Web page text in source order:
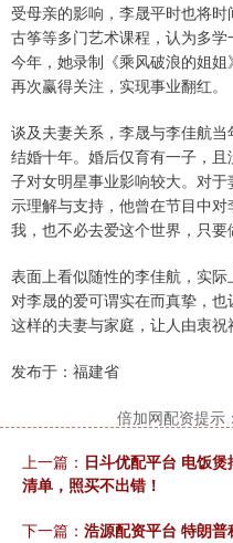
受母亲的影响，李晟平时也将时
古筝等多门艺术课程，认为多学
今年，她录制《乘风破浪的姐
再次赢得关注，实现事业翻红。
谈及夫妻关系，李晟与李佳航
结婚十年。婚后仅育有一子，
子对女明星事业影响较大。对
示理解与支持，他曾在节目中
我，也不必去爱这个世界，只要
表面上看似随性的李佳航，实
对李晟的爱可谓实在而真挚，也
这样的夫妻与家庭，让人由衷祝
发布于：福建省
倍加网配资提示
上一篇： 日斗优配平台 电饭
清单，照买不出错！
下一篇： 浩源配资平台 特朗